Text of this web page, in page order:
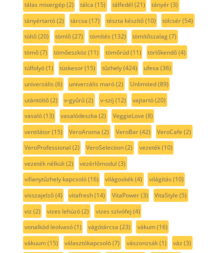
tálas mixergép(2) tálca (15) tálfedél (21) tányér(3)
tányértartó(2) tárcsa (17) tészta készítő(10) tölcsér(54)
töltő(20) tömlő(27) tömítés (132) tömítőszalag(7)
tömő(7) tömőeszköz (11) tömőrúd(11) törlőkendő(4)
túlfolyó(1) tüskesor(15) tűzhely(424) ufesa (36)
univerzális (6) univerzális maró(2) Unlimited(89)
utántöltő(2) v-gyűrű(2) v-szíj (12) vajtartó(20)
vasaló(13) vasalódeszka (2) VeggieLove (8)
ventilátor(15) VeroAroma (2) VeroBar(42) VeroCafe (2)
VeroProfessional (2) VeroSelection(2) vezeték(10)
vezeték nélküli (2) vezérlőmodul (3)
villanytűzhely kapcsoló(16) világoskék(4) világítás (10)
visszajelző(4) vitafresh(14) VitaPower(3) VitaStyle (5)
viz (2) vizes lehúzó(2) vizes szívófej (4)
vonalkód leolvasó(1) vágótárcsa (23) vákum(16)
vákuum(15) választókapcsoló(7) vászonzsák(1) váz (3)